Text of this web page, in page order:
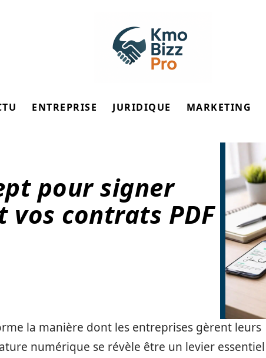
ENTREPRISE JURIDIQUE MARKETING
pour signer
contrats PDF
la manière dont les entreprises gèrent leurs
numérique se révèle être un levier essentiel